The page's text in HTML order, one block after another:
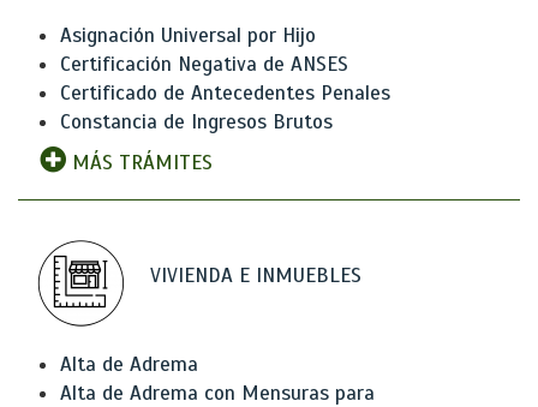
Asignación Universal por Hijo
Certificación Negativa de ANSES
Certificado de Antecedentes Penales
Constancia de Ingresos Brutos
MÁS TRÁMITES
VIVIENDA E INMUEBLES
Alta de Adrema
Alta de Adrema con Mensuras para